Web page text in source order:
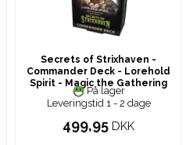
Secrets of Strixhaven -
Commander Deck - Lorehold
Spirit - Magic the Gathering
På lager
Leveringstid 1 - 2 dage
499,95 DKK